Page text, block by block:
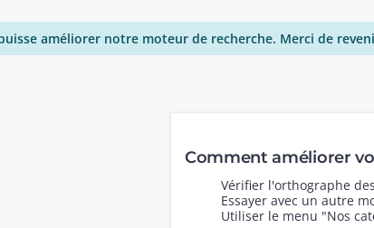
améliorer notre moteur de recherche. Merci de
Comment améliorer
Vérifier l'orthographe
Essayer avec un autre
Utiliser le menu "Nos